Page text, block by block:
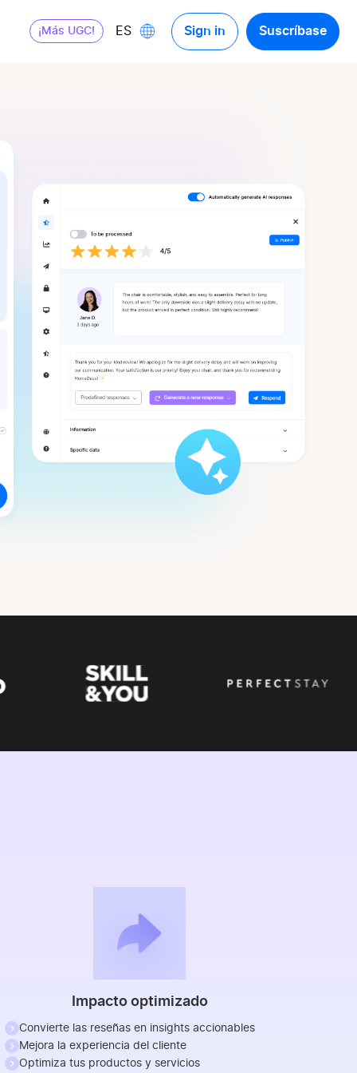
¡Más UGC! ES Sign in Suscríbase
Impacto optimizado
Convierte las reseñas en insights accionables
Mejora la experiencia del cliente
Optimiza tus productos y servicios